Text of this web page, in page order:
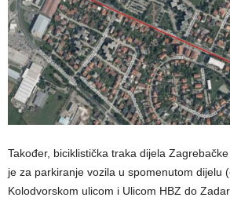
Također, biciklistička traka dijela
je za parkiranje vozila u spomenutom dijelu
Kolodvorskom ulicom i Ulicom HBZ do